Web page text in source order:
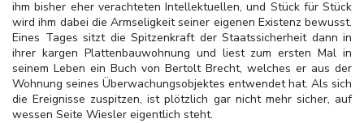
ihm bisher eher verachteten Intellektuellen, und Stück für Stück
wird ihm dabei die Armseligkeit seiner eigenen Existenz bewusst.
Eines Tages sitzt die Spitzenkraft der Staatssicherheit dann in
ihrer kargen Plattenbauwohnung und liest zum ersten Mal in
seinem Leben ein Buch von Bertolt Brecht, welches er aus der
Wohnung seines Überwachungsobjektes entwendet hat. Als sich
die Ereignisse zuspitzen, ist plötzlich gar nicht mehr sicher, auf
wessen Seite Wiesler eigentlich steht.